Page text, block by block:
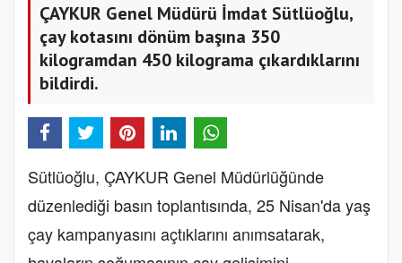
ÇAYKUR Genel Müdürü İmdat Sütlüoğlu,
çay kotasını dönüm başına 350
kilogramdan 450 kilograma çıkardıklarını
bildirdi.
Sütlüoğlu, ÇAYKUR Genel Müdürlüğünde
düzenlediği basın toplantısında, 25 Nisan'da yaş
çay kampanyasını açtıklarını anımsatarak,